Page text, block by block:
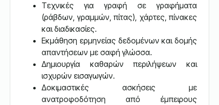
Τεχνικές για γραφή σε γραφήματα
(ράβδων, γραμμών, πίτας), χάρτες, πίνακες
και διαδικασίες.
Εκμάθηση ερμηνείας δεδομένων και δομής
απαντήσεων με σαφή γλώσσα.
Δημιουργία καθαρών περιλήψεων και
ισχυρών εισαγωγών.
Δοκιμαστικές ασκήσεις με
ανατροφοδότηση από έμπειρους